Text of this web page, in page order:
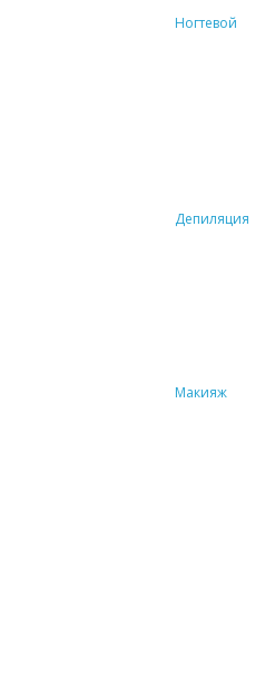
Ногтевой
Депиляция
Макияж